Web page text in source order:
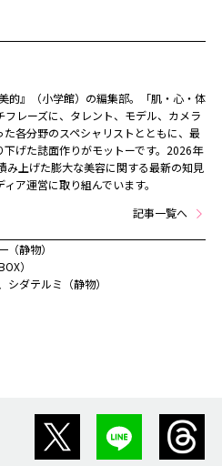
的』（小学館）の編集部。「肌・心・体
レーズに、タレント、モデル、カメラ
各分野のスペシャリストとともに、最
げた誌面作りがモットーです。2026年
み上げた膨大な美容に関する最新の知見
ア運営に取り組んでいます。
記事一覧へ
（静物）
）
シダテルミ（静物）